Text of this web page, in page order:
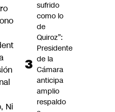
Ni
sufrido
como lo
de
Quiroz”:
Presidente
de la
Cámara
anticipa
amplio
respaldo